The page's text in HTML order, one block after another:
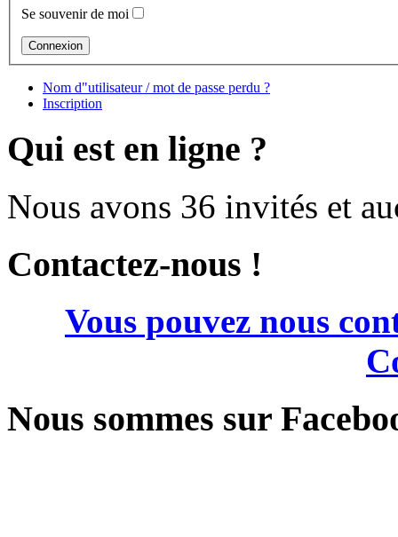
Se souvenir de moi
Nom d"utilisateur / mot de passe perdu ?
Inscription
Qui est en ligne ?
Nous avons 36 invités et
Contactez-nous !
Vous pouvez nous
Nous sommes sur